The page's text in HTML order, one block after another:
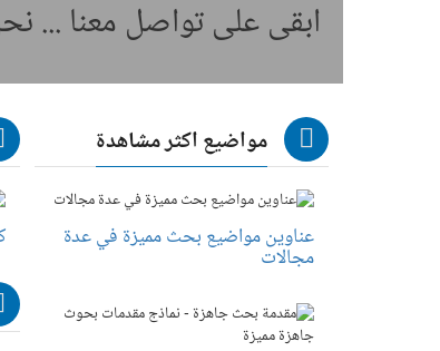
ابقى على تواصل معنا ...
مواضيع اكثر مشاهدة
عناوين مواضيع بحث مميزة في عدة
مجالات